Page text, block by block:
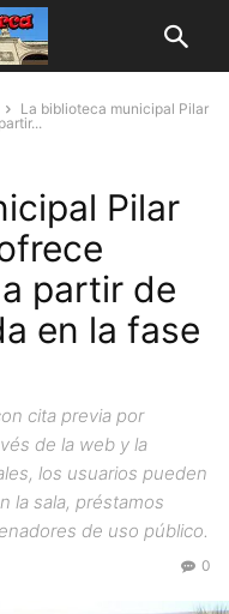
La biblioteca municipal Pilar
Pilar
partir de
en la fase
cita previa por
de la web y la
los usuarios pueden
la sala, préstamos
de uso público.
0